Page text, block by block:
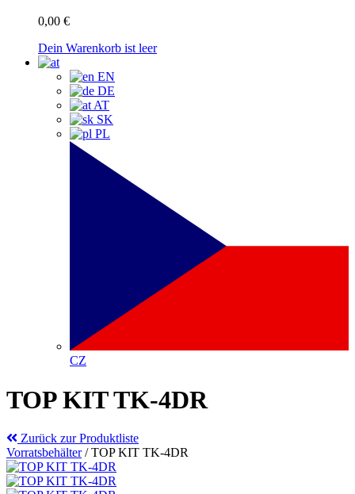
0,00 €
Dein Warenkorb ist leer
EN
DE
AT
SK
PL
CZ
TOP KIT TK-4DR
Zurück zur Produktliste
Vorratsbehälter/TOP KIT TK-4DR